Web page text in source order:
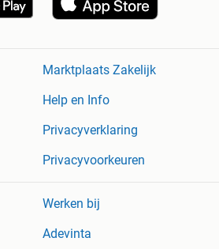
Marktplaats Zakelijk
Help en Info
Privacyverklaring
Privacyvoorkeuren
Werken bij
Adevinta